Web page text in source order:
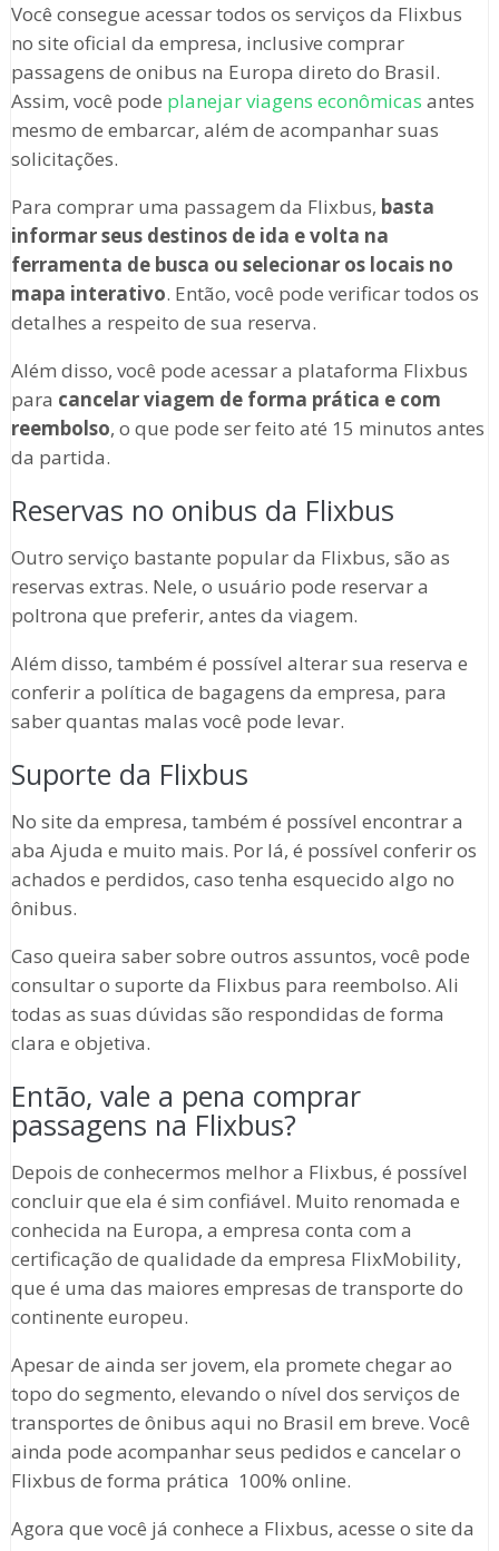
Você consegue acessar todos os serviços da Flixbus
no site oficial da empresa, inclusive comprar
passagens de onibus na Europa direto do Brasil.
Assim, você pode planejar viagens econômicas antes
mesmo de embarcar, além de acompanhar suas
solicitações.
Para comprar uma passagem da Flixbus, basta
informar seus destinos de ida e volta na
ferramenta de busca ou selecionar os locais no
mapa interativo. Então, você pode verificar todos os
detalhes a respeito de sua reserva.
Além disso, você pode acessar a plataforma Flixbus
para cancelar viagem de forma prática e com
reembolso, o que pode ser feito até 15 minutos antes
da partida.
Reservas no onibus da Flixbus
Outro serviço bastante popular da Flixbus, são as
reservas extras. Nele, o usuário pode reservar a
poltrona que preferir, antes da viagem.
Além disso, também é possível alterar sua reserva e
conferir a política de bagagens da empresa, para
saber quantas malas você pode levar.
Suporte da Flixbus
No site da empresa, também é possível encontrar a
aba Ajuda e muito mais. Por lá, é possível conferir os
achados e perdidos, caso tenha esquecido algo no
ônibus.
Caso queira saber sobre outros assuntos, você pode
consultar o suporte da Flixbus para reembolso. Ali
todas as suas dúvidas são respondidas de forma
clara e objetiva.
Então, vale a pena comprar
passagens na Flixbus?
Depois de conhecermos melhor a Flixbus, é possível
concluir que ela é sim confiável. Muito renomada e
conhecida na Europa, a empresa conta com a
certificação de qualidade da empresa FlixMobility,
que é uma das maiores empresas de transporte do
continente europeu.
Apesar de ainda ser jovem, ela promete chegar ao
topo do segmento, elevando o nível dos serviços de
transportes de ônibus aqui no Brasil em breve. Você
ainda pode acompanhar seus pedidos e cancelar o
Flixbus de forma prática 100% online.
Agora que você já conhece a Flixbus, acesse o site da